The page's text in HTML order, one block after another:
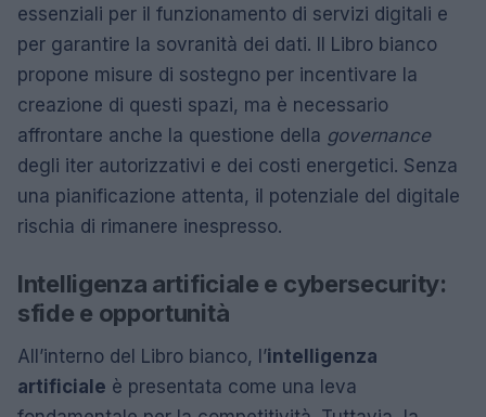
essenziali per il funzionamento di servizi digitali e
per garantire la sovranità dei dati. Il Libro bianco
propone misure di sostegno per incentivare la
creazione di questi spazi, ma è necessario
affrontare anche la questione della governance
degli iter autorizzativi e dei costi energetici. Senza
una pianificazione attenta, il potenziale del digitale
rischia di rimanere inespresso.
Intelligenza artificiale e cybersecurity:
sfide e opportunità
All’interno del Libro bianco, l’intelligenza
artificiale è presentata come una leva